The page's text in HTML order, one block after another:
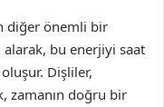
diğer önemli bir
alarak, bu enerjiyi saat
Dişliler,
zamanın doğru bir